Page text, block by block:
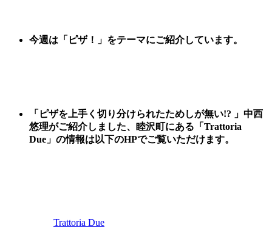
今週は 「 ピザ！ 」 をテーマにご紹介しています。
「ピザを上手く切り分けられたためしが無い!? 」中西
悠理がご紹介しました、 睦沢町にある「Trattoria
Due 」 の情報は以下のHPでご覧いただけます。
Trattoria Due